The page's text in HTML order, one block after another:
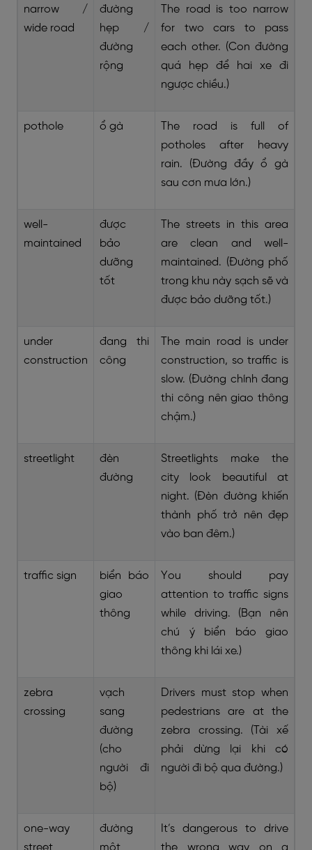
narrow /
wide road
đường
hẹp /
đường
rộng
The road is too narrow
for two cars to pass
each other. (Con đường
quá hẹp để hai xe đi
ngược chiều.)
pothole ổ gà
The road is full of
potholes after heavy
rain. (Đường đầy ổ gà
sau cơn mưa lớn.)
well-
maintained
được
bảo
dưỡng
tốt
The streets in this area
are clean and well-
maintained. (Đường phố
trong khu này sạch sẽ và
được bảo dưỡng tốt.)
under
construction
đang thi
công
The main road is under
construction, so traffic is
slow. (Đường chính đang
thi công nên giao thông
chậm.)
streetlight
đèn
đường
Streetlights make the
city look beautiful at
night. (Đèn đường khiến
thành phố trở nên đẹp
vào ban đêm.)
traffic sign
biển báo
giao
thông
You should pay
attention to traffic signs
while driving. (Bạn nên
chú ý biển báo giao
thông khi lái xe.)
zebra
crossing
vạch
sang
đường
(cho
người đi
bộ)
Drivers must stop when
pedestrians are at the
zebra crossing. (Tài xế
phải dừng lại khi có
người đi bộ qua đường.)
one-way
đường
It’s dangerous to drive